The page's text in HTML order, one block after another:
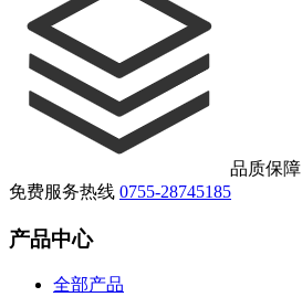
品质保障
免费服务热线 0755-28745185
产品中心
全部产品